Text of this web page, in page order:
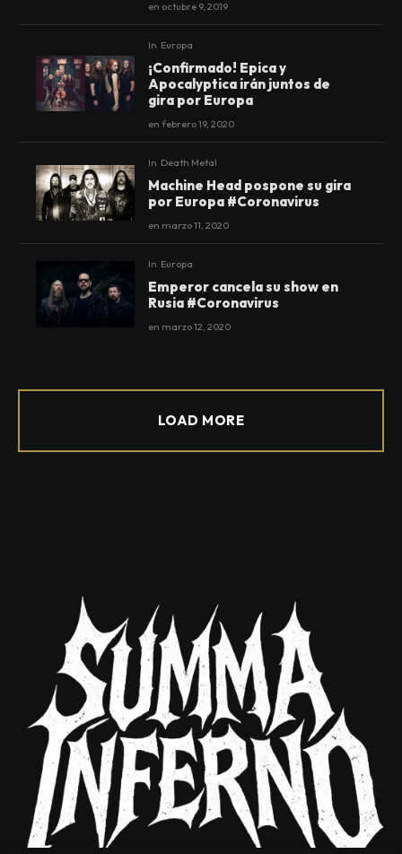
en octubre 9, 2019
In Europa
¡Confirmado! Epica y
Apocalyptica irán juntos de
gira por Europa
enfebrero 19, 2020
In Death Metal
Machine Head pospone su gira
por Europa #Coronavirus
en marzo 11, 2020
In Europa
Emperor cancela su show en
Rusia #Coronavirus
en marzo 12, 2020
LOAD MORE